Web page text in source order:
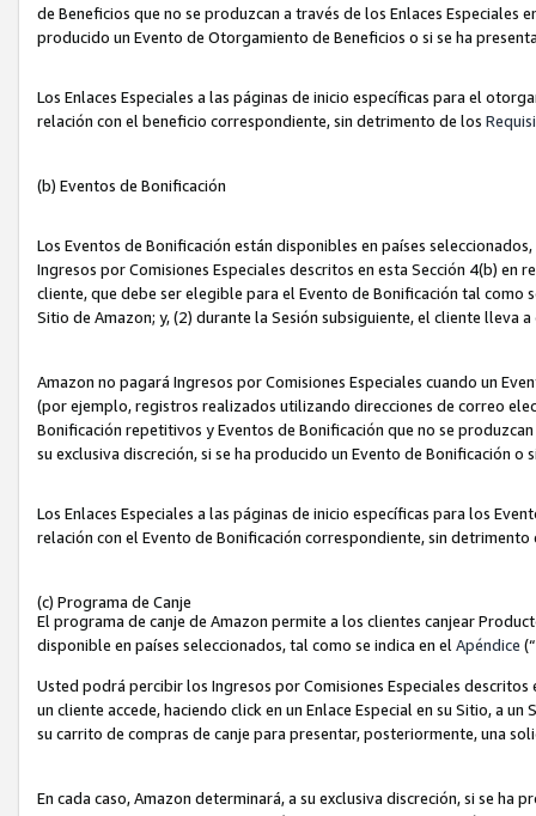
de Beneficios que no se produzcan a través de los Enlaces Especiales
producido un Evento de Otorgamiento de Beneficios o si se ha
Los Enlaces Especiales a las páginas de inicio específicas para el
relación con el beneficio correspondiente, sin detrimento de los
(b) Eventos de Bonificación
Los Eventos de Bonificación están disponibles en países
Ingresos por Comisiones Especiales descritos en esta Sección 4(b) en
cliente, que debe ser elegible para el Evento de Bonificación tal como
Sitio de Amazon; y, (2) durante la Sesión subsiguiente, el cliente lleva
Amazon no pagará Ingresos por Comisiones Especiales cuando un
(por ejemplo, registros realizados utilizando direcciones de correo
Bonificación repetitivos y Eventos de Bonificación que no se
su exclusiva discreción, si se ha producido un Evento de Bonificación
Los Enlaces Especiales a las páginas de inicio específicas para los
relación con el Evento de Bonificación correspondiente, sin
(c) Programa de Canje
El programa de canje de Amazon permite a los clientes canjear
disponible en países seleccionados, tal como se indica en el Apéndice
Usted podrá percibir los Ingresos por Comisiones Especiales
un cliente accede, haciendo click en un Enlace Especial en su Sitio, a
su carrito de compras de canje para presentar, posteriormente, una
En cada caso, Amazon determinará, a su exclusiva discreción, si se